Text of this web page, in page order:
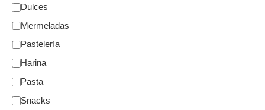
Dulces
Mermeladas
Pastelería
Harina
Pasta
Snacks